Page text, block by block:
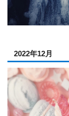
2022年12月